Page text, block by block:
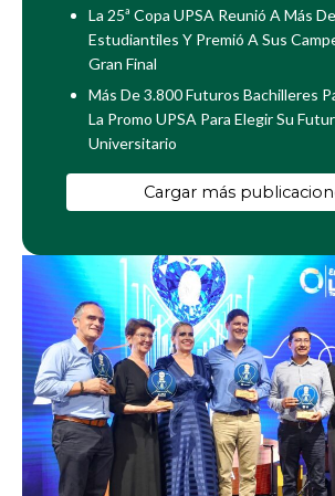
La 25ª Copa UPSA Reunió A Más
Estudiantiles Y Premió A Sus
Gran Final
Más De 3.800 Futuros Bachilleres
La Promo UPSA Para Elegir Su
Universitario
Cargar más